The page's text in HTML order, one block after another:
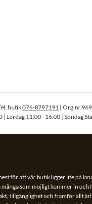
butik076-8797191 |
| Lördag 11:00 - 16:00 | Söndag
för att vår butik ligger lite på
som möjligt kommer in och
tillgänglighet och framför allt